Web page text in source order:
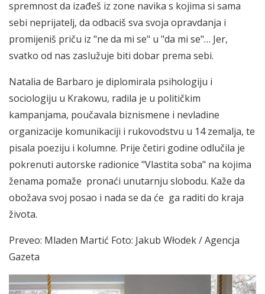
spremnost da izađeš iz zone navika s kojima si sama
sebi neprijatelj, da odbaciš sva svoja opravdanja i
promijeniš priču iz "ne da mi se" u "da mi se"… Jer,
svatko od nas zaslužuje biti dobar prema sebi.
Natalia de Barbaro je diplomirala psihologiju i
sociologiju u Krakowu, radila je u političkim
kampanjama, poučavala biznismene i nevladine
organizacije komunikaciji i rukovodstvu u 14 zemalja, te
pisala poeziju i kolumne. Prije četiri godine odlučila je
pokrenuti autorske radionice "Vlastita soba" na kojima
ženama pomaže pronaći unutarnju slobodu. Kaže da
obožava svoj posao i nada se da će ga raditi do kraja
života.
Preveo: Mladen Martić Foto: Jakub Włodek / Agencja
Gazeta